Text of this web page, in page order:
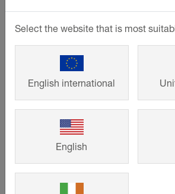
Actualidad
Select the website that is most
English international
English